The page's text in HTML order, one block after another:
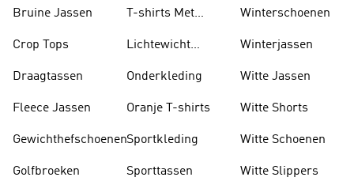
Bruine Jassen
Crop Tops
Draagtassen
Fleece Jassen
Gewichthefschoenen
Golfbroeken
T-shirts Met
Lichtewicht
Onderkleding
Oranje T-shirts
Sportkleding
Sporttassen
Winterschoenen
Winterjassen
Witte Jassen
Witte Shorts
Witte Schoenen
Witte Slippers